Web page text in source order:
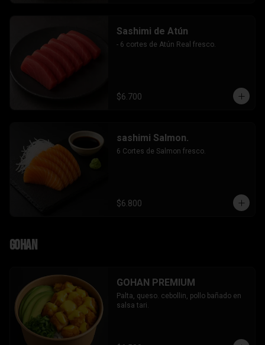
Sashimi de Atún
- 6 cortes de Atún Real fresco.
$6.700
sashimi Salmon.
6 Cortes de Salmon fresco.
$6.800
Gohan
GOHAN PREMIUM
Palta, queso. cebollin, pollo bañado en
salsa tari.